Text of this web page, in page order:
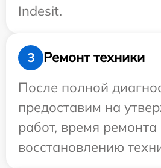
Indesit.
3
Ремонт техники
После полной
предоставим на
работ, время
восстановлению